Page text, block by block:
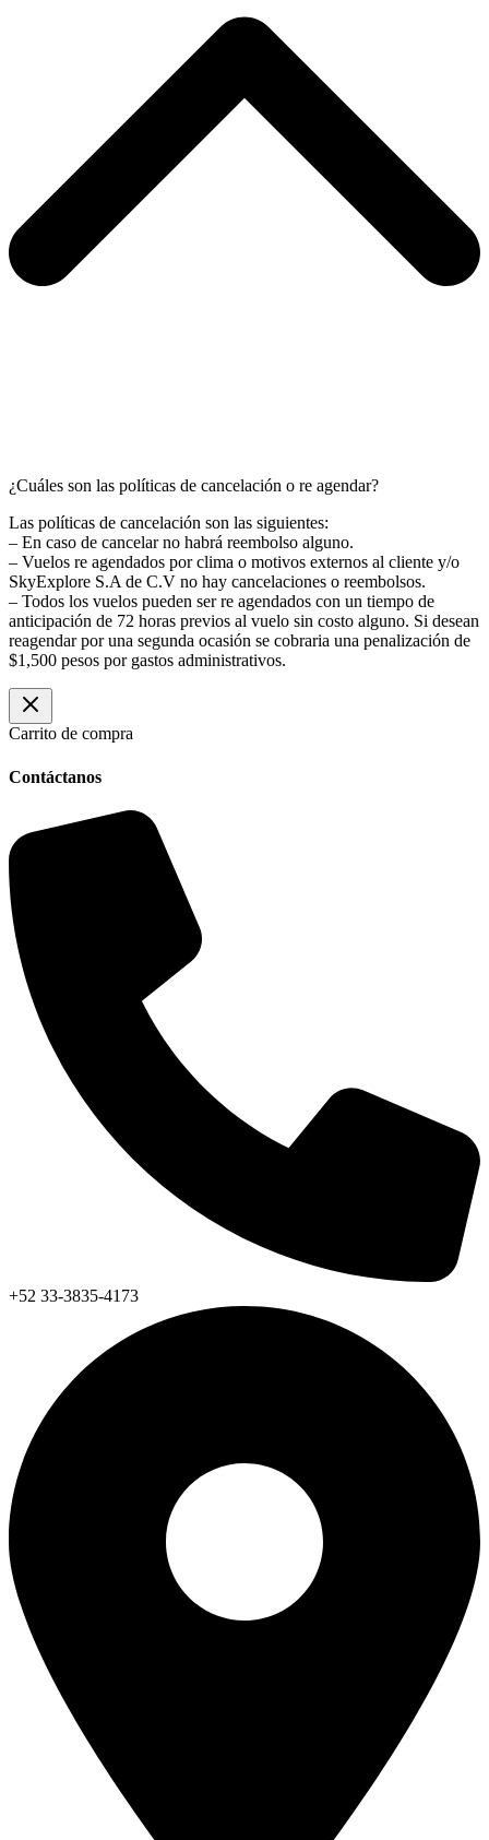
¿Cuáles son las políticas de cancelación o re agendar?
Las políticas de cancelación son las siguientes:
– En caso de cancelar no habrá reembolso alguno.
– Vuelos re agendados por clima o motivos externos al cliente y/o
SkyExplore S.A de C.V no hay cancelaciones o reembolsos.
– Todos los vuelos pueden ser re agendados con un tiempo de
anticipación de 72 horas previos al vuelo sin costo alguno. Si desean
reagendar por una segunda ocasión se cobraria una penalización de
$1,500 pesos por gastos administrativos.
Carrito de compra
Contáctanos
+52 33-3835-4173